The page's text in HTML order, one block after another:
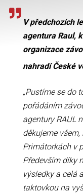
V předchozích
agentura Raul,
organizace
nahradí České
„Pustíme se do
pořádáním
agentury RAUL
děkujeme
Primátorkách v
Především díky
výsledky a celá
taktovkou na